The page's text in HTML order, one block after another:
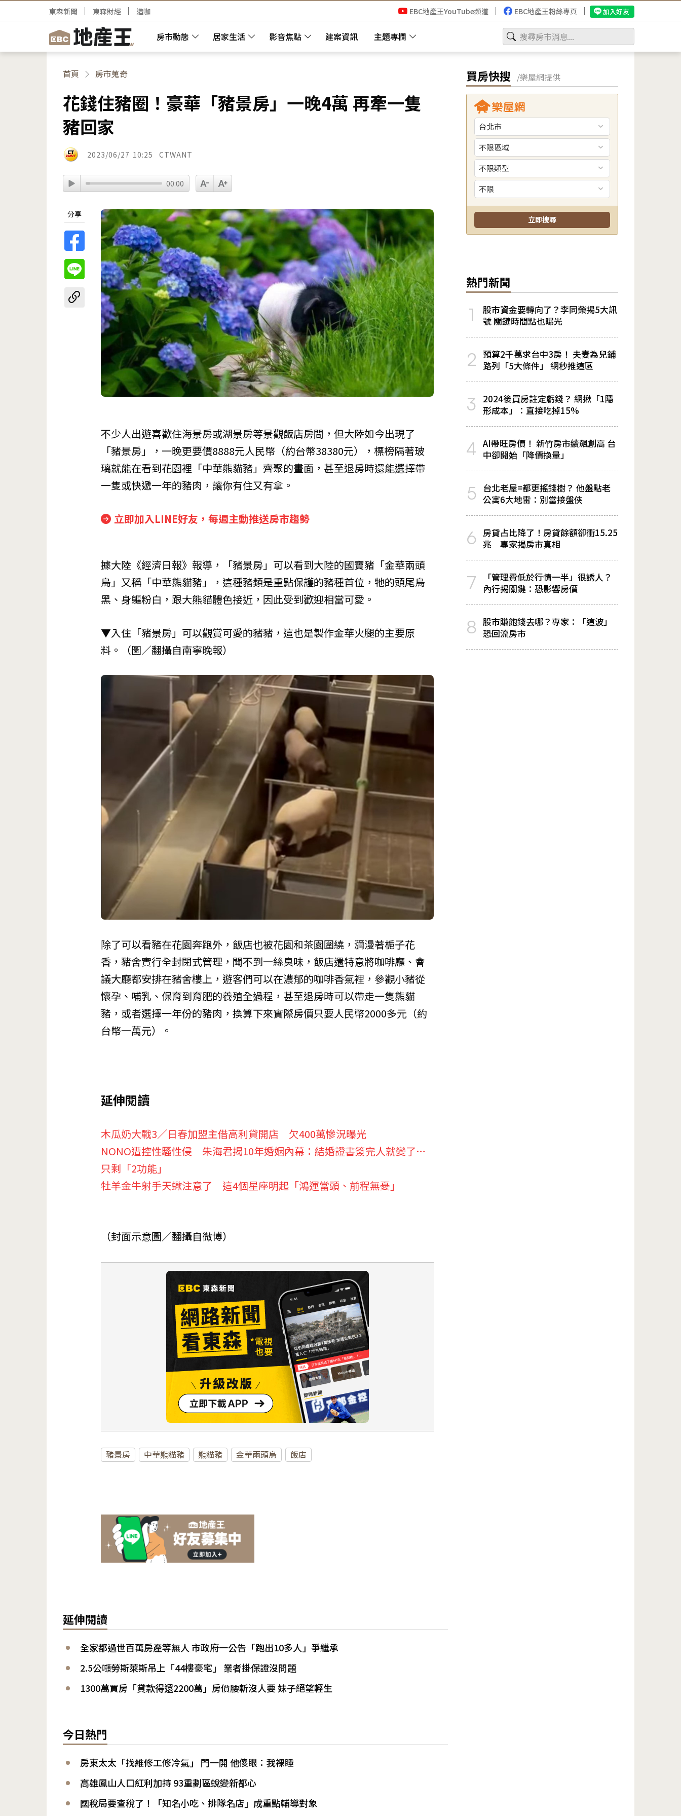
房市動態 居家生活 影音焦點 建案資訊 主題專欄
東森新聞 東森財經 造咖 EBC地產王YouTube頻道 EBC地產王粉絲專頁 加入好友
首頁 房市蒐奇
花錢住豬圈！豪華「豬景房」一晚4萬 再牽一隻
豬回家
2023/06/27 10:25 CTWANT
00:00
分享
不少人出遊喜歡住海景房或湖景房等景觀飯店房間，但大陸如今出現了
「豬景房」，一晚更要價8888元人民幣（約台幣38380元），標榜隔著玻
璃就能在看到花園裡「中華熊貓豬」齊聚的畫面，甚至退房時還能選擇帶
一隻或快遞一年的豬肉，讓你有住又有拿。
立即加入LINE好友，每週主動推送房市趨勢
據大陸《經濟日報》報導，「豬景房」可以看到大陸的國寶豬「金華兩頭
烏」又稱「中華熊貓豬」，這種豬類是重點保護的豬種首位，牠的頭尾烏
黑、身軀粉白，跟大熊貓體色接近，因此受到歡迎相當可愛。
▼入住「豬景房」可以觀賞可愛的豬豬，這也是製作金華火腿的主要原
料。（圖／翻攝自南寧晚報）
除了可以看豬在花園奔跑外，飯店也被花園和茶園圍繞，瀰漫著梔子花
香，豬舍實行全封閉式管理，聞不到一絲臭味，飯店還特意將咖啡廳、會
議大廳都安排在豬舍樓上，遊客們可以在濃郁的咖啡香氣裡，參觀小豬從
懷孕、哺乳、保育到育肥的養殖全過程，甚至退房時可以帶走一隻熊貓
豬，或者選擇一年份的豬肉，換算下來實際房價只要人民幣2000多元（約
台幣一萬元）。
延伸閱讀
木瓜奶大戰3／日春加盟主借高利貸開店 欠400萬慘況曝光
NONO遭控性騷性侵 朱海君揭10年婚姻內幕：結婚證書簽完人就變了…
只剩「2功能」
牡羊金牛射手天蠍注意了 這4個星座明起「鴻運當頭、前程無憂」
（封面示意圖／翻攝自微博）
豬景房 中華熊貓豬 熊貓豬 金華兩頭烏 飯店
延伸閱讀
全家都過世百萬房產等無人 市政府一公告「跑出10多人」爭繼承
2.5公噸勞斯萊斯吊上「44樓豪宅」 業者掛保證沒問題
1300萬買房「貸款得還2200萬」房價腰斬沒人要 妹子絕望輕生
今日熱門
房東太太「找維修工修冷氣」 門一開 他傻眼：我裸睡
高雄鳳山人口紅利加持 93重劃區蛻變新都心
國稅局要查稅了！「知名小吃、排隊名店」成重點輔導對象
買房快搜 /樂屋網提供
熱門新聞
1
股市資金要轉向了？李同榮揭5大訊
號 關鍵時間點也曝光
2 預算2千萬求台中3房！ 夫妻為兒鋪
路列「5大條件」 網秒推這區
3
2024後買房註定虧錢？ 網揪「1隱
形成本」：直接吃掉15%
4 AI帶旺房價！ 新竹房市續飆創高 台
中卻開始「降價換量」
5
台北老屋=都更搖錢樹？ 他盤點老
公寓6大地雷：別當接盤俠
6 房貸占比降了！房貸餘額卻衝15.25
兆 專家揭房市真相
7
「管理費低於行情一半」很誘人？
內行揭關鍵：恐影響房價
8 股市賺飽錢去哪？專家：「這波」
恐回流房市